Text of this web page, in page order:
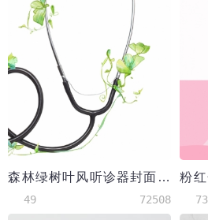
森林绿树叶风听诊器封面护士简历模板
49 72508 73